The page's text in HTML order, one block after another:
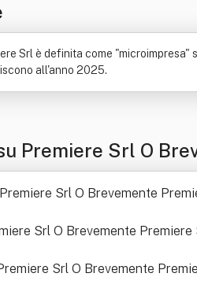
Srl è definita come
all'anno 2025.
Premiere Srl O
Srl O Brevemente
Srl O Brevemente Premiere
Srl O Brevemente